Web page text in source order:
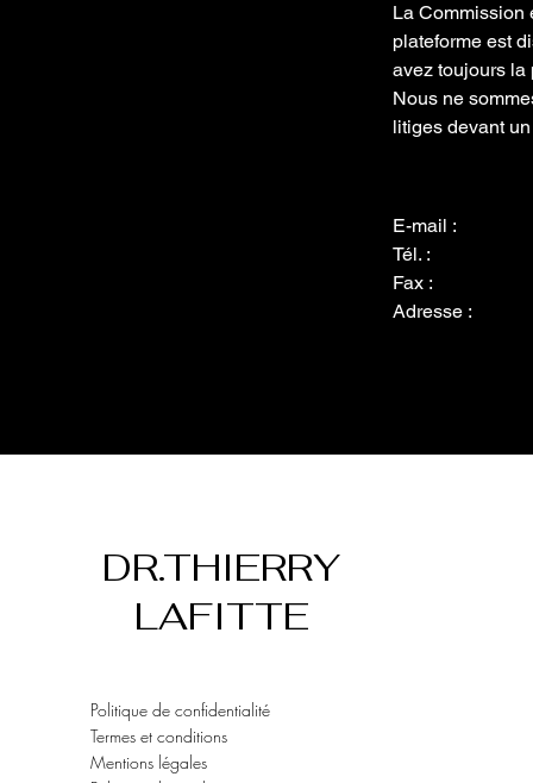
La Commission
plateforme est
avez toujours la
Nous ne
litiges devant
E-mail :
Tél. :
Fax :
Adresse :
DR.THIERRY
LAFITTE
Politique de confidentialité
Termes et conditions
Mentions légales